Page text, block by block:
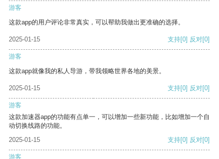
游客
这款app的用户评论非常真实，可以帮助我做出更准确的选择。
2025-01-15 支持[0] 反对[0]
游客
这款app就像我的私人导游，带我领略世界各地的美景。
2025-01-15 支持[0] 反对[0]
游客
这款加速器app的功能有点单一，可以增加一些新功能，比如增加一个自
动切换线路的功能。
2025-01-15
支持[0] 反对[0]
游客